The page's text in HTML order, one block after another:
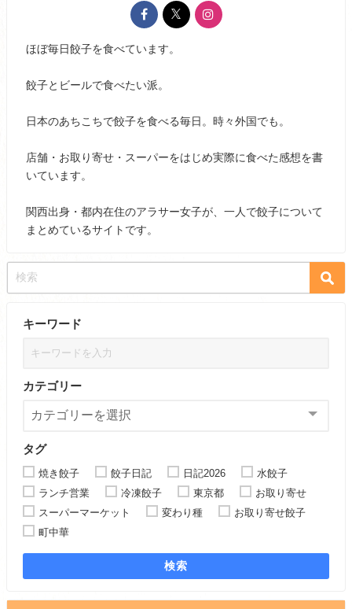
ほぼ毎日餃子を食べています。
餃子とビールで食べたい派。
日本のあちこちで餃子を食べる毎日。時々外国でも。
店舗・お取り寄せ・スーパーをはじめ実際に食べた感想を書
いています。
関西出身・都内在住のアラサー女子が、一人で餃子について
まとめているサイトです。
キーワード
カテゴリー
タグ
焼き餃子 餃子日記 日記2026
水餃子
ランチ営業
冷凍餃子 東京都
お取り寄せ
スーパーマーケット
変わり種
お取り寄せ餃子
町中華
検索